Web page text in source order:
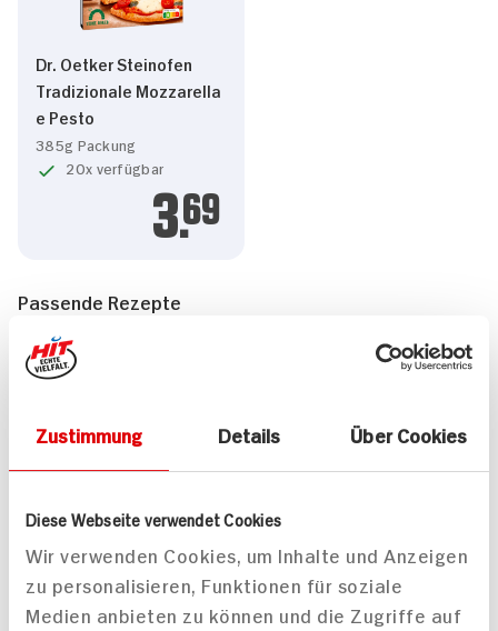
Zustimmung Details Über Cookies
Diese Webseite verwendet Cookies
Wir verwenden Cookies, um Inhalte und Anzeigen
zu personalisieren, Funktionen für soziale
Medien anbieten zu können und die Zugriffe auf
Dr. Oetker Steinofen
Tradizionale Mozzarella
e Pesto
385g Packung
20x verfügbar
3.69
Passende Rezepte
mit Rucola und Mini-
30 min
884 kcal p. Portion
marinierter Aubergine,
45 min
783 kcal p. Portion